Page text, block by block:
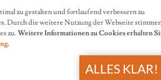
zu gestalten und fortlaufend verbessern zu
Durch die weitere Nutzung der Webseite
zu. Weitere Informationen zu Cookies erhalten
.
ALLES KLAR!